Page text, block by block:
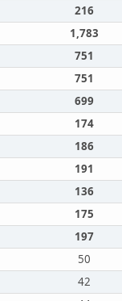
216
1,783
751
751
699
174
186
191
136
175
197
50
42